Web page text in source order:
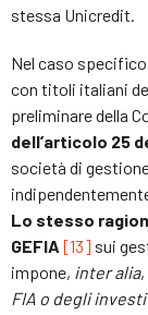
stessa Unicredit.
Nel caso
con titoli italiani
preliminare della
dell’articolo 25
società di
Lo stesso
GEFIA [13] sui
impone, inter alia,
FIA o degli